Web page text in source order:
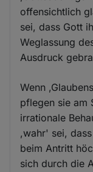
offensichtlich
sei, dass Gott
Weglassung
Ausdruck
Wenn
pflegen sie am
irrationale
,wahr' sei,
beim Antritt
sich durch die